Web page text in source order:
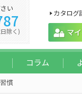
マイ
コラム
カタログ
い
除く)
慣